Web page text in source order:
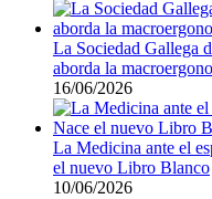
La Sociedad Gallega
aborda la
16/06/2026
La Medicina ante el
el nuevo Libro Blanco
10/06/2026